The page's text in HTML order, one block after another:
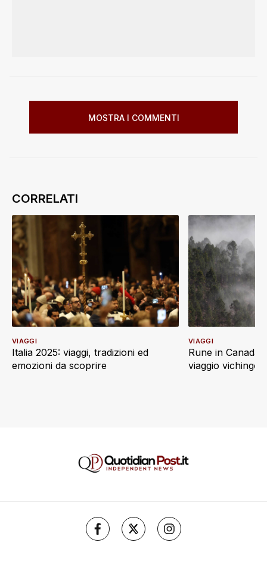
MOSTRA I COMMENTI
Italia 2025: viaggi, tradizioni ed
emozioni da scoprire
VIAGGI
Rune in
viaggio vichingo
VIAGGI